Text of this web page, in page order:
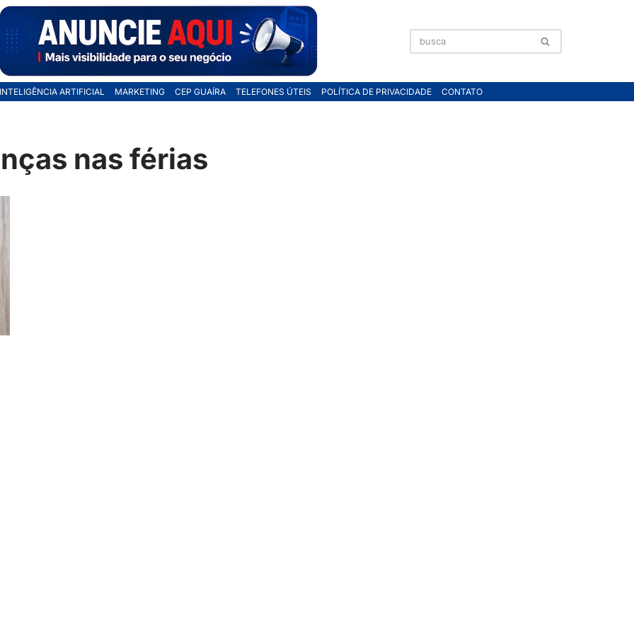
INTELIGÊNCIA ARTIFICIAL MARKETING CEP GUAÍRA TELEFONES ÚTEIS POLÍTICA DE PRIVACIDADE CONTATO
nas férias